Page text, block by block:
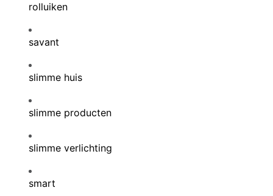
rolluiken
savant
slimme huis
slimme producten
slimme verlichting
smart